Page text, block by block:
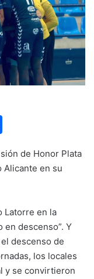
m
tir
de Honor Plata
Alicante en su
Latorre en la
en descenso”. Y
descenso de
los locales
y se convirtieron